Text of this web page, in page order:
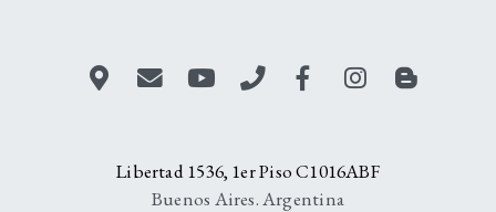
Libertad 1536, 1er Piso C1016ABF
Buenos Aires. Argentina